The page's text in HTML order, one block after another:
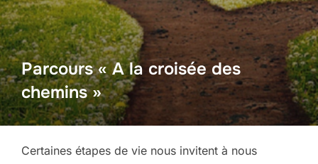
Parcours « A la croisée des
chemins »
Certaines étapes de vie nous invitent à nous